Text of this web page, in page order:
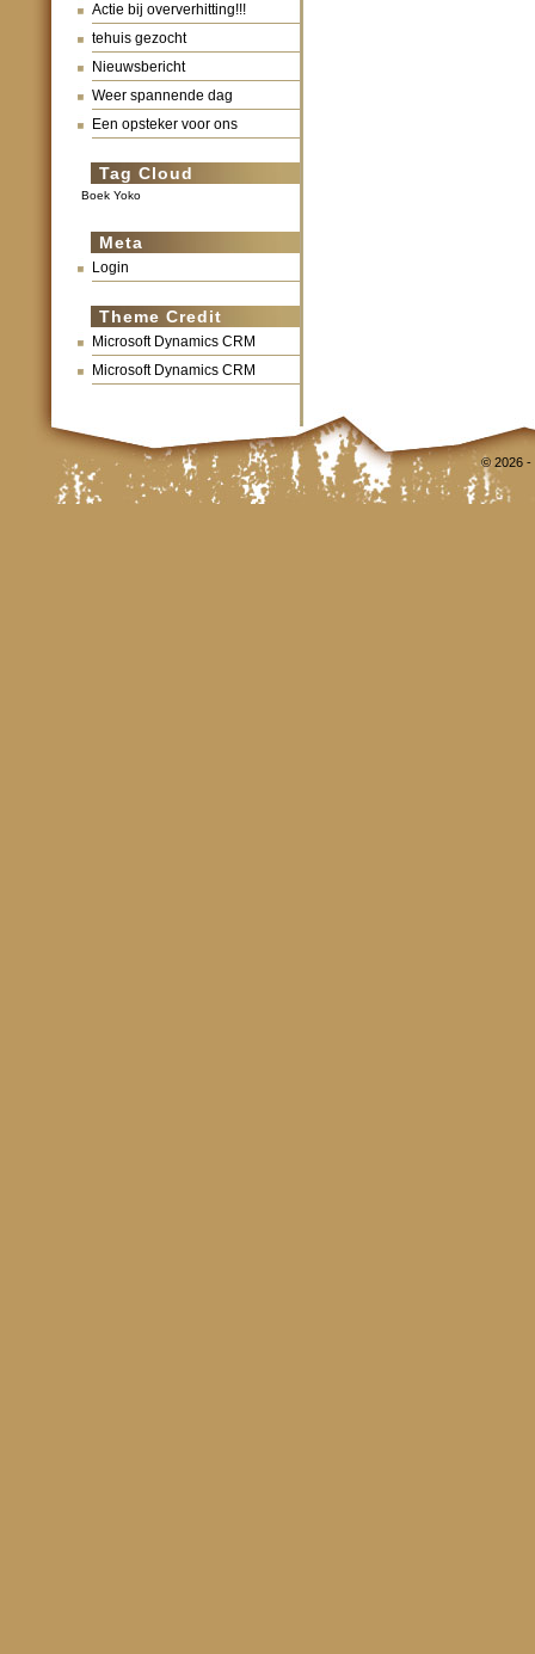
Actie bij oververhitting!!!
tehuis gezocht
Nieuwsbericht
Weer spannende dag
Een opsteker voor ons
Tag Cloud
Boek Yoko
Meta
Login
Theme Credit
Microsoft Dynamics CRM
Microsoft Dynamics CRM
© 2026 -